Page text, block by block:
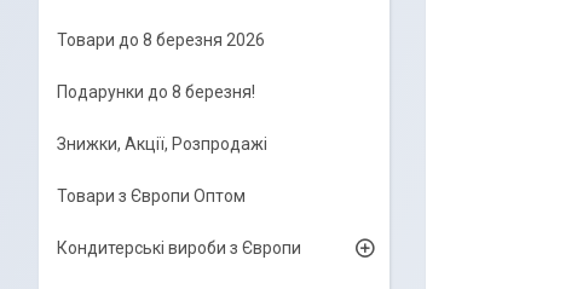
Товари до 8 березня 2026
Подарунки до 8 березня!
Знижки, Акції, Розпродажі
Товари з Європи Оптом
Кондитерські вироби з Європи